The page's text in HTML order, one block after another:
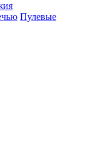
Пулевые